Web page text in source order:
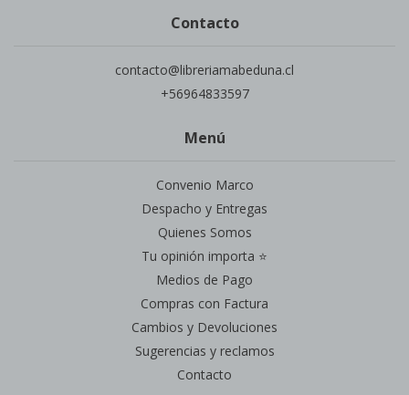
Contacto
contacto@libreriamabeduna.cl
+56964833597
Menú
Convenio Marco
Despacho y Entregas
Quienes Somos
Tu opinión importa ⭐
Medios de Pago
Compras con Factura
Cambios y Devoluciones
Sugerencias y reclamos
Contacto